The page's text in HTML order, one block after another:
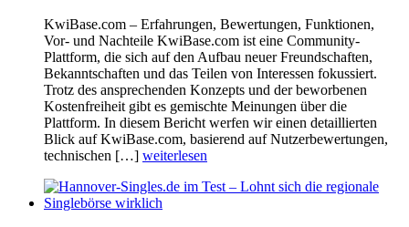
KwiBase.com – Erfahrungen, Bewertungen, Funktionen,
Vor- und Nachteile KwiBase.com ist eine Community-
Plattform, die sich auf den Aufbau neuer Freundschaften,
Bekanntschaften und das Teilen von Interessen fokussiert.
Trotz des ansprechenden Konzepts und der beworbenen
Kostenfreiheit gibt es gemischte Meinungen über die
Plattform. In diesem Bericht werfen wir einen detaillierten
Blick auf KwiBase.com, basierend auf Nutzerbewertungen,
technischen […] weiterlesen